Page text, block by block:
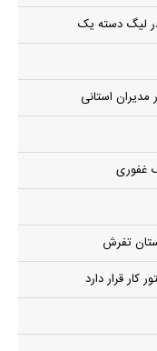
لیگ دسته یک
مدیران استانی
غفوری
تفرش
قرار دارد